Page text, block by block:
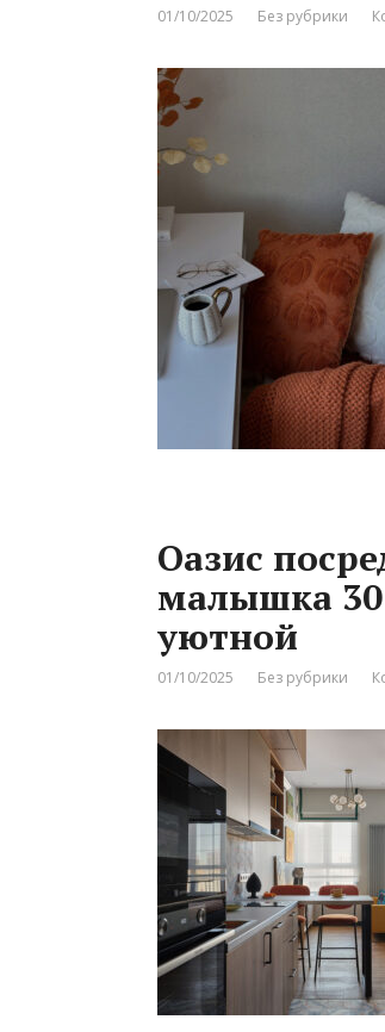
01/10/2025 Без рубрики
Оазис
малышка 30
уютной
01/10/2025 Без рубрики